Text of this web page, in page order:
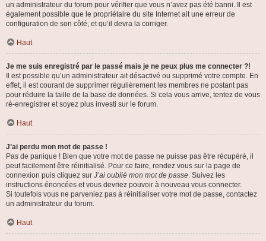
un administrateur du forum pour vérifier que vous n’avez pas été banni. Il est
également possible que le propriétaire du site Internet ait une erreur de
configuration de son côté, et qu’il devra la corriger.
Haut
Je me suis enregistré par le passé mais je ne peux plus me connecter ?!
Il est possible qu’un administrateur ait désactivé ou supprimé votre compte. En
effet, il est courant de supprimer régulièrement les membres ne postant pas
pour réduire la taille de la base de données. Si cela vous arrive, tentez de vous
ré-enregistrer et soyez plus investi sur le forum.
Haut
J’ai perdu mon mot de passe !
Pas de panique ! Bien que votre mot de passe ne puisse pas être récupéré, il
peut facilement être réinitialisé. Pour ce faire, rendez vous sur la page de
connexion puis cliquez sur J’ai oublié mon mot de passe. Suivez les
instructions énoncées et vous devriez pouvoir à nouveau vous connecter.
Si toutefois vous ne parveniez pas à réinitialiser votre mot de passe, contactez
un administrateur du forum.
Haut